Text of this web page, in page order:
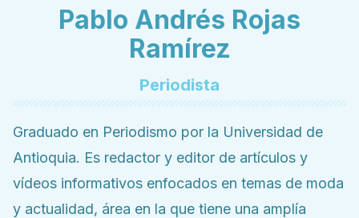
Pablo Andrés Rojas
Ramírez
Periodista
Graduado en Periodismo por la Universidad de
Antioquia. Es redactor y editor de artículos y
vídeos informativos enfocados en temas de moda
y actualidad, área en la que tiene una amplía